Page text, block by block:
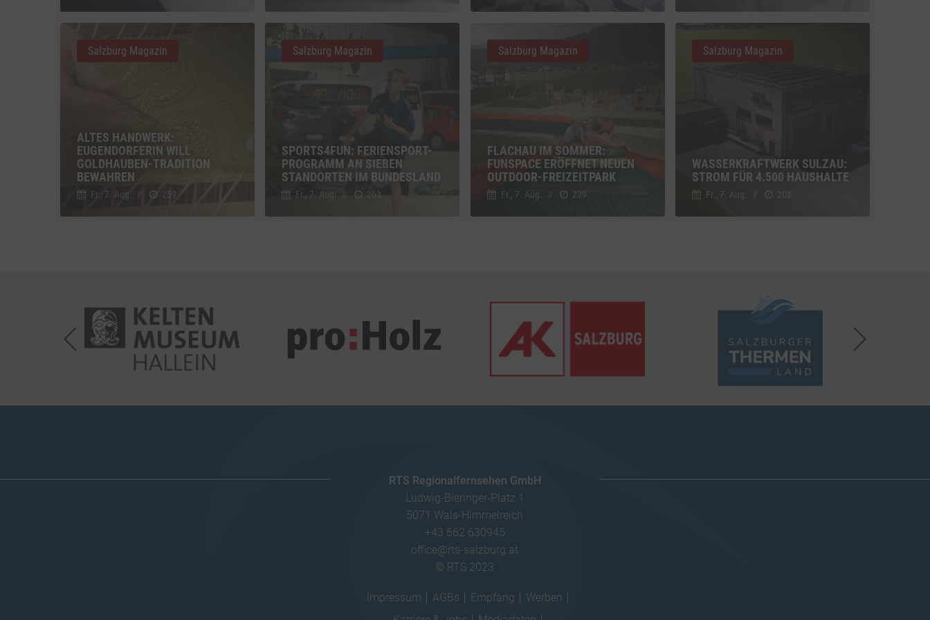
ALTES HANDWERK:
EUGENDORFERIN WILL
GOLDHAUBEN-TRADITION
BEWAHREN
Fr., 7. Aug. // 259
Salzburg Magazin
SPORTS4FUN: FERIENSPORT-
PROGRAMM AN SIEBEN
STANDORTEN IM BUNDESLAND
Fr., 7. Aug. // 263
Salzburg Magazin
FLACHAU IM SOMMER:
FUNSPACE ERÖFFNET NEUEN
OUTDOOR-FREIZEITPARK
Fr., 7. Aug. // 239
Salzburg Magazin
WASSERKRAFTWERK SULZAU:
STROM FÜR 4.500 HAUSHALTE
Fr., 7. Aug.
Salzburg Magazin
RTS Regionalfernsehen GmbH
Ludwig-Bieringer-Platz 1
5071 Wals-Himmelreich
+43 662 630945
office@rts-salzburg.at
© RTS 2023
Impressum AGBs Empfang
Werben
zu Vimeo
YouTube